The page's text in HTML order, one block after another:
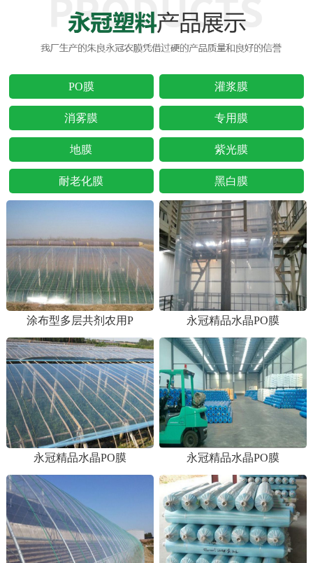
2
PO膜 灌浆膜
消雾膜 专用膜
地膜 紫光膜
耐老化膜 黑白膜
涂布型多层共剂农用P 永冠精品水晶PO膜
永冠精品水晶PO膜 永冠精品水晶PO膜